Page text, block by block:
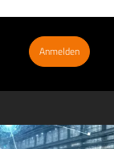
Anmelden